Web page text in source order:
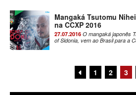
Mangaká Tsutomu
na CCXP 2016
27.07.2016 O mangaká japonês
of Sidonia, vem ao Brasil para a
1 2 3